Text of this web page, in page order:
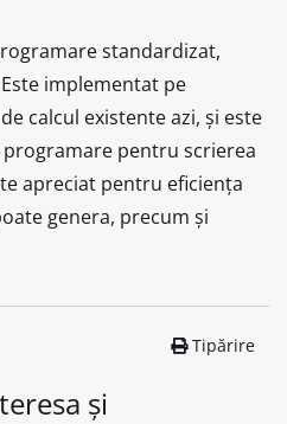
standardizat,
implementat pe
calcul existente azi, și este
pentru scrierea
apreciat pentru eficiența
genera, precum și
Tipărire
și